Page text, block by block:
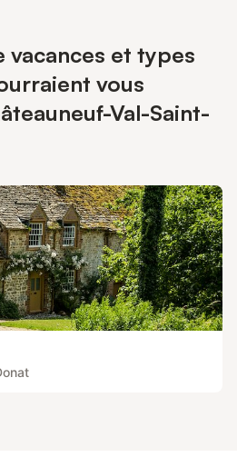
vacances et types
vous
Val-Saint-